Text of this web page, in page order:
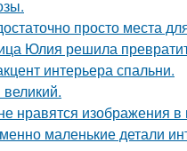
просто места
Юлия решила
интерьера спальни.
великий.
нравятся изображения в
маленькие детали